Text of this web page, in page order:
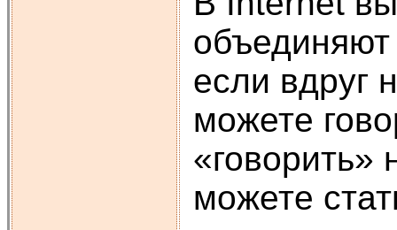
если вдруг
можете
«говорить»
можете